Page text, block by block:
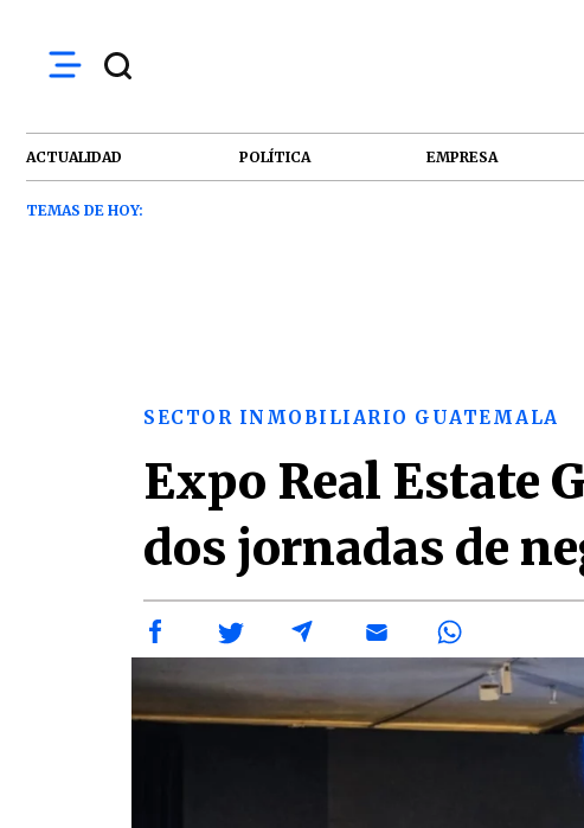
ACTUALIDAD POLÍTICA EMPRESA
TEMAS DE HOY:
SECTOR INMOBILIARIO GUATEMALA
Expo Real Estate
dos jornadas de